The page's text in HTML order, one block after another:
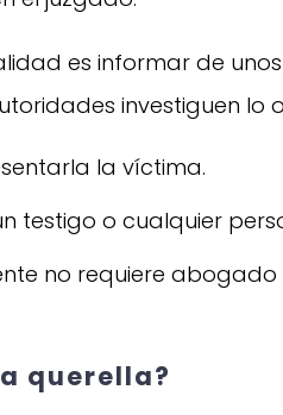
es informar de
investiguen lo
la víctima.
testigo o cualquier
no requiere
querella?